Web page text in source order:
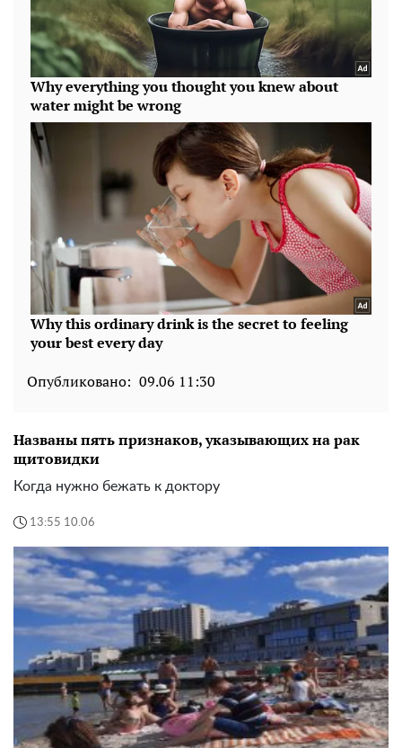
Опубликовано: 09.06 11:30
Названы пять признаков, указывающих на рак
щитовидки
Когда нужно бежать к доктору
13:55 10.06